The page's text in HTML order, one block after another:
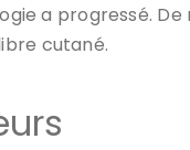
a progressé.
cutané.